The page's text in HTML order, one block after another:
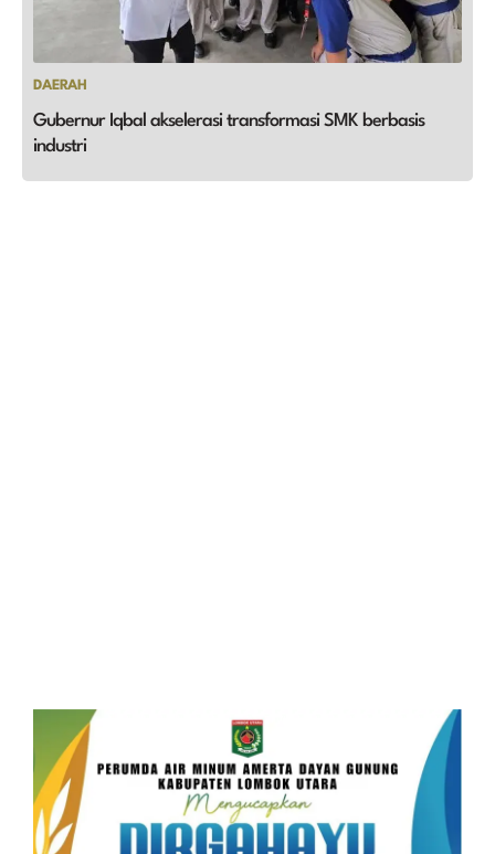
DAERAH
Gubernur Iqbal akselerasi transformasi SMK berbasis
industri